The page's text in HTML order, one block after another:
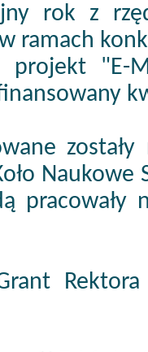
rok z
ramach
projekt "E-